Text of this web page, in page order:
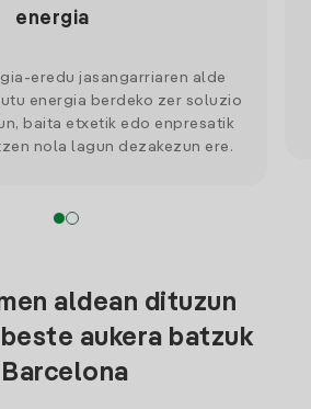
energia
eredu jasangarriaren alde
energia berdeko zer soluzio
baita etxetik edo enpresatik
nola lagun dezakezun ere.
aldean dituzun
aukera batzuk
Barcelona